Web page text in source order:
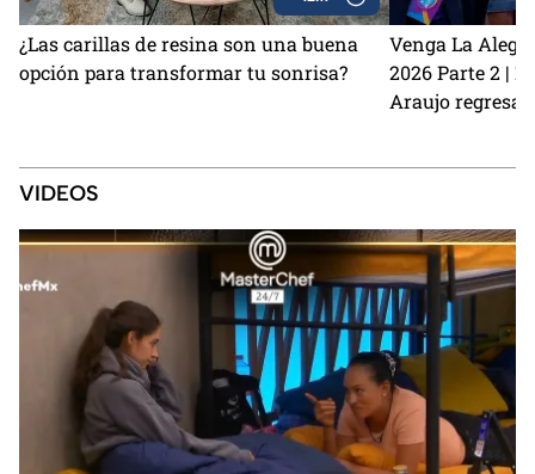
¿Las carillas de resina son una buena
opción para transformar tu sonrisa?
Venga La
2026 Parte 2 |
Araujo
VIDEOS